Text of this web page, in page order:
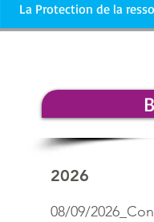
La Protection de la
2026
08/09/